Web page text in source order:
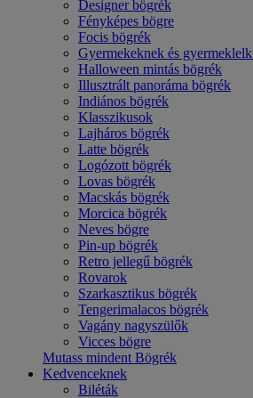
Designer bögrék
Fényképes bögre
Focis bögrék
Gyermekeknek és
Halloween mintás bögrék
Illusztrált panoráma bögrék
Indiános bögrék
Klasszikusok
Lajháros bögrék
Latte bögrék
Logózott bögrék
Lovas bögrék
Macskás bögrék
Morcica bögrék
Neves bögre
Pin-up bögrék
Retro jellegű bögrék
Rovarok
Szarkasztikus bögrék
Tengerimalacos bögrék
Vagány nagyszülők
Vicces bögre
Mutass mindent Bögrék
Kedvenceknek
Biléták